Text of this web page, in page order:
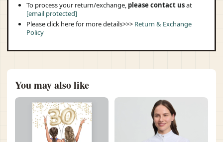
To process your return/exchange, please contact usat
[email protected]
Please click here for more details>>> Return & Exchange
Policy
You may also like